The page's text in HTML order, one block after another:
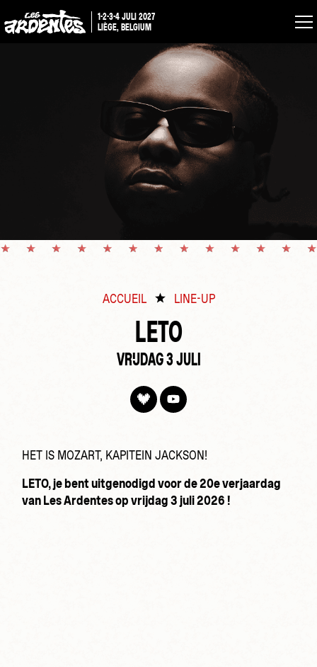
1-2-3-4 JULI 2027
LIÈGE, BELGIUM
ACCUEIL LINE-UP
LETO
VRIJDAG 3 JULI
HET IS MOZART, KAPITEIN JACKSON!
LETO, je bent uitgenodigd voor de 20e verjaardag
van Les Ardentes op vrijdag 3 juli 2026 !